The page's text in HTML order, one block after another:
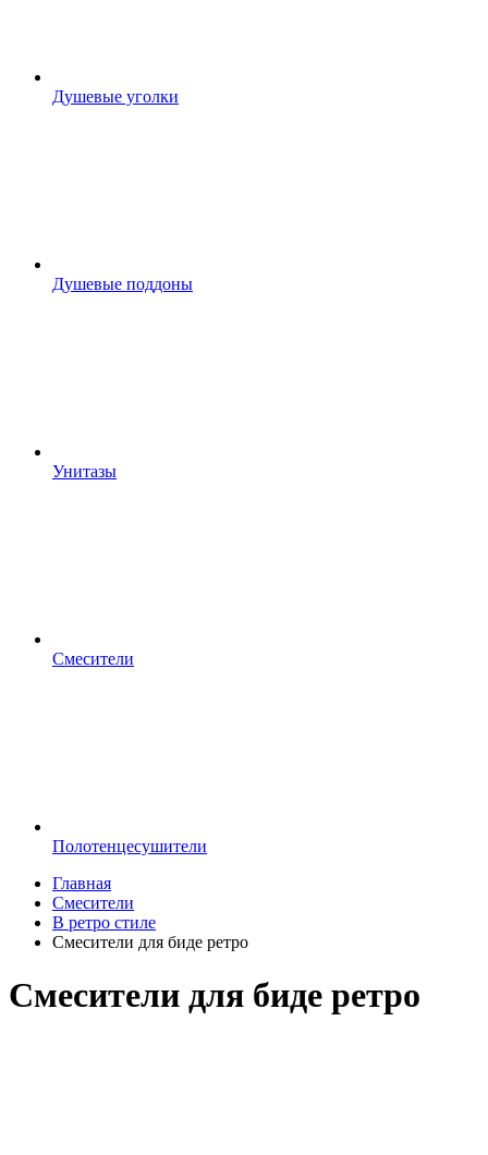
Душевые уголки
Душевые поддоны
Унитазы
Смесители
Полотенцесушители
Главная
Смесители
В ретро стиле
Смесители для биде ретро
Смесители для биде ретро